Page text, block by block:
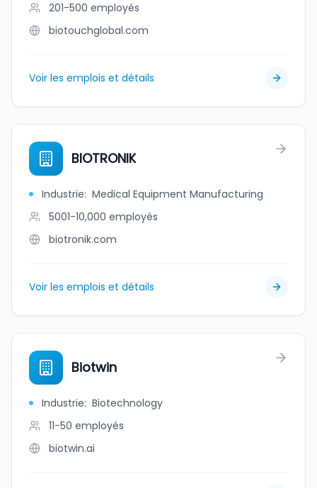
201-500 employés
biotouchglobal.com
Voir les emplois et détails
BIOTRONIK
Industrie: Medical Equipment Manufacturing
5001-10,000 employés
biotronik.com
Voir les emplois et détails
Biotwin
Industrie: Biotechnology
11-50 employés
biotwin.ai